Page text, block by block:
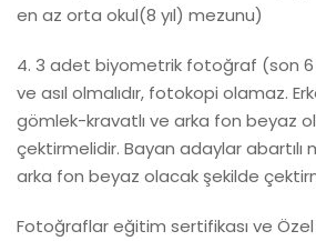
en az orta okul(8 yıl) mezunu)
4. 3 adet biyometrik fotoğraf (son 6
ve asıl olmalıdır, fotokopi olamaz.
gömlek-kravatlı ve arka fon beyaz
çektirmelidir. Bayan adaylar abartılı
arka fon beyaz olacak şekilde
Fotoğraflar eğitim sertifikası ve Özel